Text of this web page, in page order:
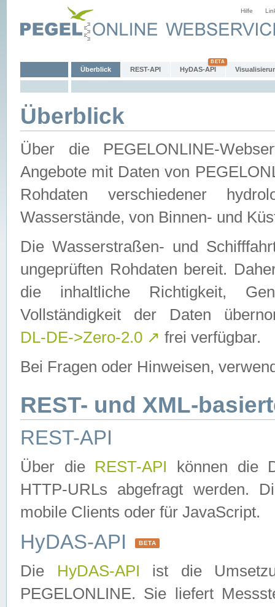
Hilfe
Überblick REST-API HyDAS-API
Überblick
Über die PEGELONLINE-
Angebote mit Daten von
Rohdaten verschiedener
Wasserstände, von Binnen- und
Die Wasserstraßen- und
ungeprüften Rohdaten bereit.
die inhaltliche Richtigkeit,
Vollständigkeit der Daten
DL-DE->Zero-2.0 ↗ frei verfügbar.
Bei Fragen oder Hinweisen,
REST- und XML-
REST-API
Über die REST-API können die
HTTP-URLs abgefragt werden.
mobile Clients oder für JavaScript.
HyDAS-API BETA
Die HyDAS-API ist die
PEGELONLINE. Sie liefert